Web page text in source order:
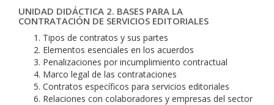
UNIDAD DIDÁCTICA 2. BASES PARA LA
CONTRATACIÓN DE SERVICIOS EDITORIALES
Tipos de contratos y sus partes
Elementos esenciales en los acuerdos
Penalizaciones por incumplimiento contractual
Marco legal de las contrataciones
Contratos específicos para servicios editoriales
Relaciones con colaboradores y empresas del sector